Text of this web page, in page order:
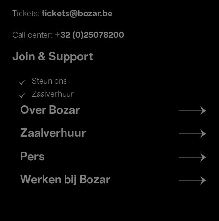
Tickets: tickets@bozar.be
Call center: +32 (0)25078200
Join & Support
Steun ons
Zaalverhuur
Footer
menu
Over Bozar
Zaalverhuur
Pers
Werken bij Bozar